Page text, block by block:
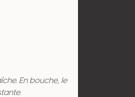
En bouche, le